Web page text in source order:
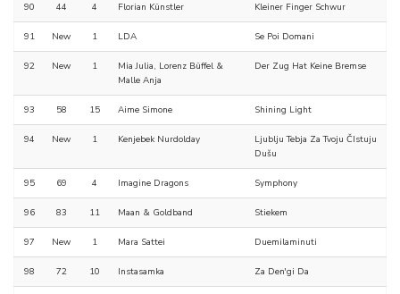
90 44 4 Florian Künstler Kleiner Finger Schwur
91 New 1 LDA Se Poi Domani
92 New 1
Mia Julia, Lorenz Büffel &
Malle Anja
Der Zug Hat Keine Bremse
93 58 15 Aime Simone Shining Light
94 New 1 Kenjebek Nurdolday
Ljublju Tebja Za Tvoju ČIstuju
Dušu
95 69 4 Imagine Dragons Symphony
96 83 11 Maan & Goldband Stiekem
97 New 1 Mara Sattei Duemilaminuti
98 72 10 Instasamka Za Den'gi Da